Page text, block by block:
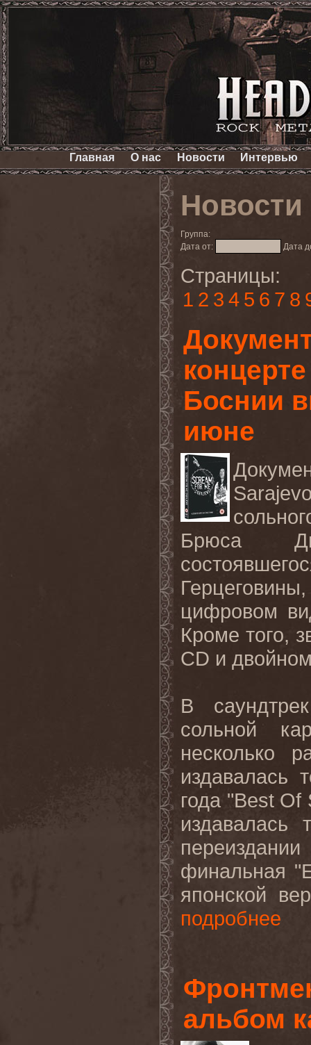
Главная О нас Новости Интервью
Новости
Группа:
Дата от:
Дата
Страницы:
1 2 3 4 5 6 7 8
Боснии
июне
Брюса
цифровом
Кроме того,
CD и
В
сольной
несколько
издавалась
года "Best Of
издавалась
финальная "
японской
подробнее
альбом